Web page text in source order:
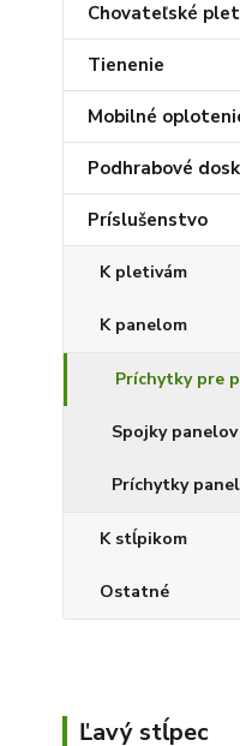
Chovateľské
Tienenie
Mobilné
Podhrabové
Príslušenstvo
K pletivám
K panelom
Príchytky pre
Spojky panelov
Príchytky
K stĺpikom
Ostatné
Ľavý stĺpec